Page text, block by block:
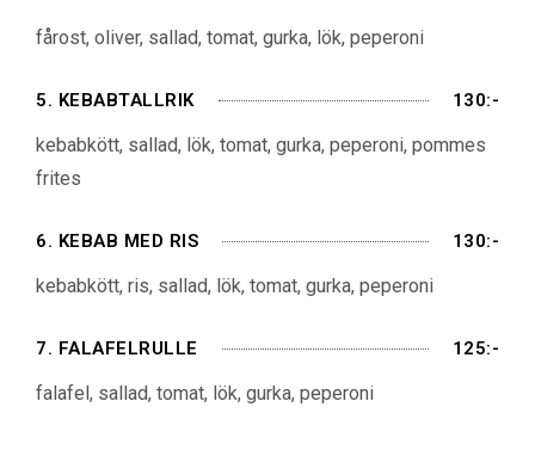
fårost, oliver, sallad, tomat, gurka, lök, peperoni
5. KEBABTALLRIK 130:-
kebabkött, sallad, lök, tomat, gurka, peperoni, pommes
frites
6. KEBAB MED RIS 130:-
kebabkött, ris, sallad, lök, tomat, gurka, peperoni
7. FALAFELRULLE 125:-
falafel, sallad, tomat, lök, gurka, peperoni